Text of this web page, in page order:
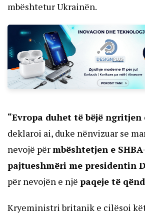
mbështetur Ukrainën.
“Evropa duhet të bëjë ngritjen
deklaroi ai, duke nënvizuar se
nevojë përmbështetjen e
pajtueshmëri me presidentin
për nevojën e një paqeje të
Kryeministri britanik e cilësoi